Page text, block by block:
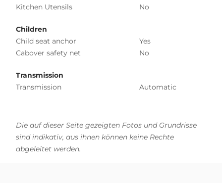
Kitchen Utensils
No
Children
Child seat anchor
Yes
Cabover safety net
No
Transmission
Transmission
Automatic
Die auf dieser Seite gezeigten Fotos und Grundrisse
sind indikativ, aus ihnen können keine Rechte
abgeleitet werden.